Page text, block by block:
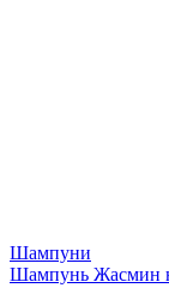
Шампуни
Шампунь Жасмин